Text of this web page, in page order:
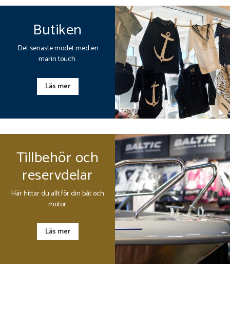
Butiken
Det senaste modet med en
marin touch.
Läs mer
Tillbehör och
reservdelar
Här hittar du allt för din båt och
motor.
Läs mer